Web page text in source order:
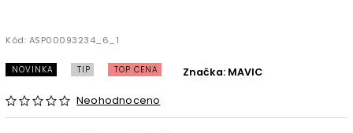
Kód: ASP00093234_6_1
NOVINKA TIP TOP CENA
Neohodnoceno
Značka: MAVIC